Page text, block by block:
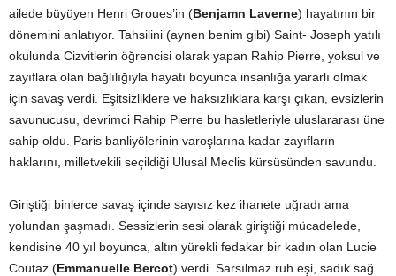
ailede büyüyen Henri Groues’in (Benjamn Laverne) hayatının bir
dönemini anlatıyor. Tahsilini (aynen benim gibi) Saint- Joseph yatılı
okulunda Cizvitlerin öğrencisi olarak yapan Rahip Pierre, yoksul ve
zayıflara olan bağlılığıyla hayatı boyunca insanlığa yararlı olmak
için savaş verdi. Eşitsizliklere ve haksızlıklara karşı çıkan, evsizlerin
savunucusu, devrimci Rahip Pierre bu hasletleriyle uluslararası üne
sahip oldu. Paris banliyölerinin varoşlarına kadar zayıfların
haklarını, milletvekili seçildiği Ulusal Meclis kürsüsünden savundu.
Giriştiği binlerce savaş içinde sayısız kez ihanete uğradı ama
yolundan şaşmadı. Sessizlerin sesi olarak giriştiği mücadelede,
kendisine 40 yıl boyunca, altın yürekli fedakar bir kadın olan Lucie
Coutaz (Emmanuelle Bercot) verdi. Sarsılmaz ruh eşi, sadık sağ